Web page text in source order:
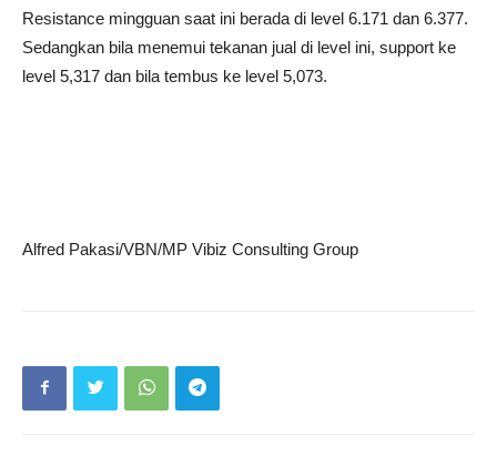
Resistance mingguan saat ini berada di level 6.171 dan 6.377.
Sedangkan bila menemui tekanan jual di level ini, support ke
level 5,317 dan bila tembus ke level 5,073.
Alfred Pakasi/VBN/MP Vibiz Consulting Group